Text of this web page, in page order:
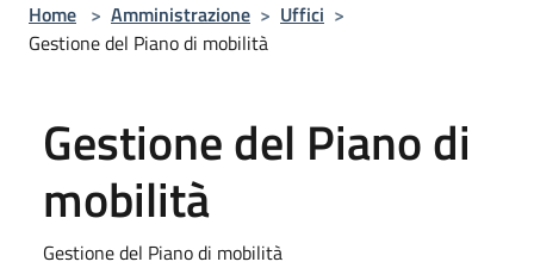
Home > Amministrazione > Uffici >
Gestione del Piano di mobilità
Gestione del Piano di
mobilità
Gestione del Piano di mobilità